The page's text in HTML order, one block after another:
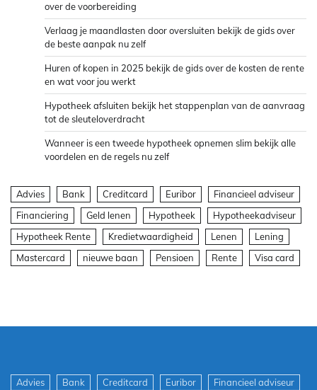
over de voorbereiding
Verlaag je maandlasten door oversluiten bekijk de gids over
de beste aanpak nu zelf
Huren of kopen in 2025 bekijk de gids over de kosten de rente
en wat voor jou werkt
Hypotheek afsluiten bekijk het stappenplan van de aanvraag
tot de sleuteloverdracht
Wanneer is een tweede hypotheek opnemen slim bekijk alle
voordelen en de regels nu zelf
Advies Bank Creditcard Euribor
Financieel adviseur
Financiering
Geld lenen Hypotheek
Hypotheekadviseur
Hypotheek Rente
Kredietwaardigheid Lenen
Lening
Mastercard
nieuwe baan Pensioen Rente Visa card
Advies Bank Creditcard Euribor
Financieel adviseur